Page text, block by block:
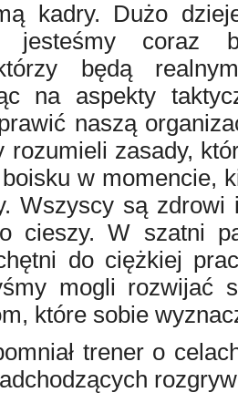
kadry. Dużo
jesteśmy coraz
będą
na aspekty
naszą
rozumieli zasady,
w momencie,
Wszyscy są
cieszy. W szatni
do ciężkiej
mogli rozwijać
które sobie
trener o